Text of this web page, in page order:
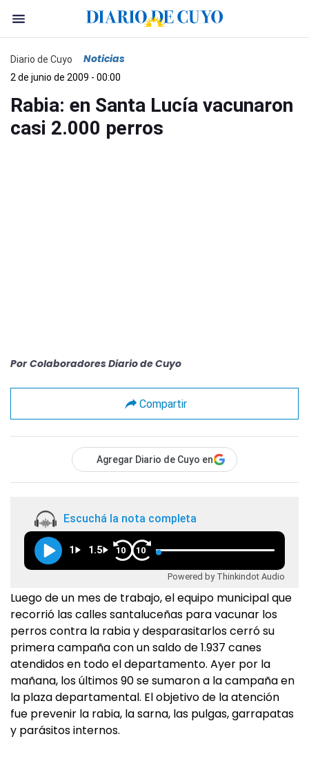
Diario de Cuyo Noticias
2 de junio de 2009 - 00:00
Rabia: en Santa Lucía vacunaron
casi 2.000 perros
Por Colaboradores Diario de Cuyo
Compartir
Agregar Diario de Cuyo en
Escuchá la nota completa
1 1.5 10 10
Powered by Thinkindot Audio
Luego de un mes de trabajo, el equipo municipal que
recorrió las calles santaluceñas para vacunar los
perros contra la rabia y desparasitarlos cerró su
primera campaña con un saldo de 1.937 canes
atendidos en todo el departamento. Ayer por la
mañana, los últimos 90 se sumaron a la campaña en
la plaza departamental. El objetivo de la atención
fue prevenir la rabia, la sarna, las pulgas, garrapatas
y parásitos internos.